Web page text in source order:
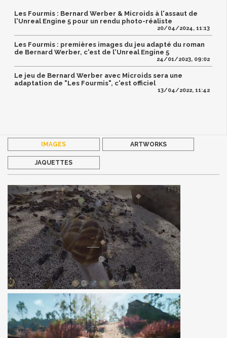
Les Fourmis : Bernard Werber & Microids à l'assaut de
l'Unreal Engine 5 pour un rendu photo-réaliste
20/04/2024, 11:13
Les Fourmis : premières images du jeu adapté du roman
de Bernard Werber, c'est de l'Unreal Engine 5
24/01/2023, 09:02
Le jeu de Bernard Werber avec Microids sera une
adaptation de "Les Fourmis", c'est officiel
13/04/2022, 11:42
IMAGES ARTWORKS
JAQUETTES